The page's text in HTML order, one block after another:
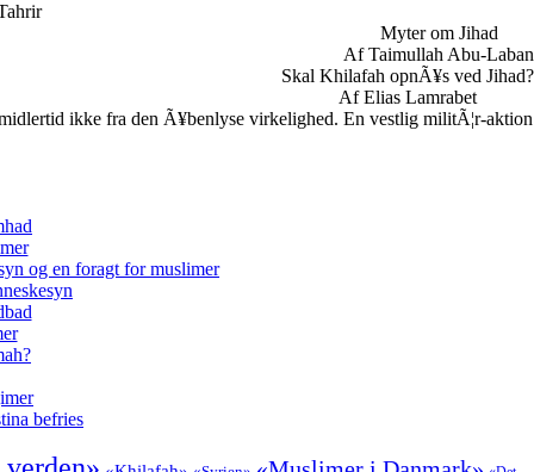
Myter om Jihad
Af Taimullah Abu-Laban
Skal Khilafah opnÃ¥s ved Jihad?
Af Elias Lamrabet
ikke fra den Ã¥benlyse virkelighed. En vestlig militÃ¦r-aktion
og en foragt for muslimer
befries